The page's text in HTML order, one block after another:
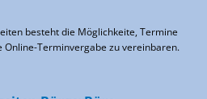
besteht die Möglichkeite, Termine
Terminvergabe zu vereinbaren.